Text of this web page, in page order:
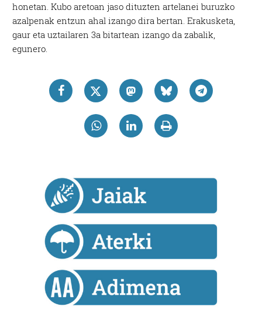
honetan. Kubo aretoan jaso dituzten artelanei buruzko
azalpenak entzun ahal izango dira bertan. Erakusketa,
gaur eta uztailaren 3a bitartean izango da zabalik,
egunero.